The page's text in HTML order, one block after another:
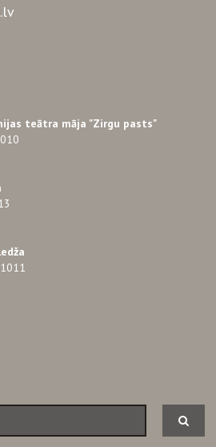
teātra māja "Zirgu pasts"